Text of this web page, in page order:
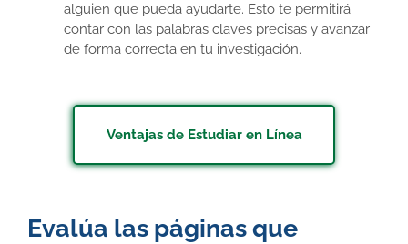
alguien que pueda ayudarte. Esto te permitirá
contar con las palabras claves precisas y avanzar
de forma correcta en tu investigación.
Ventajas de Estudiar en Línea
Evalúa las páginas que